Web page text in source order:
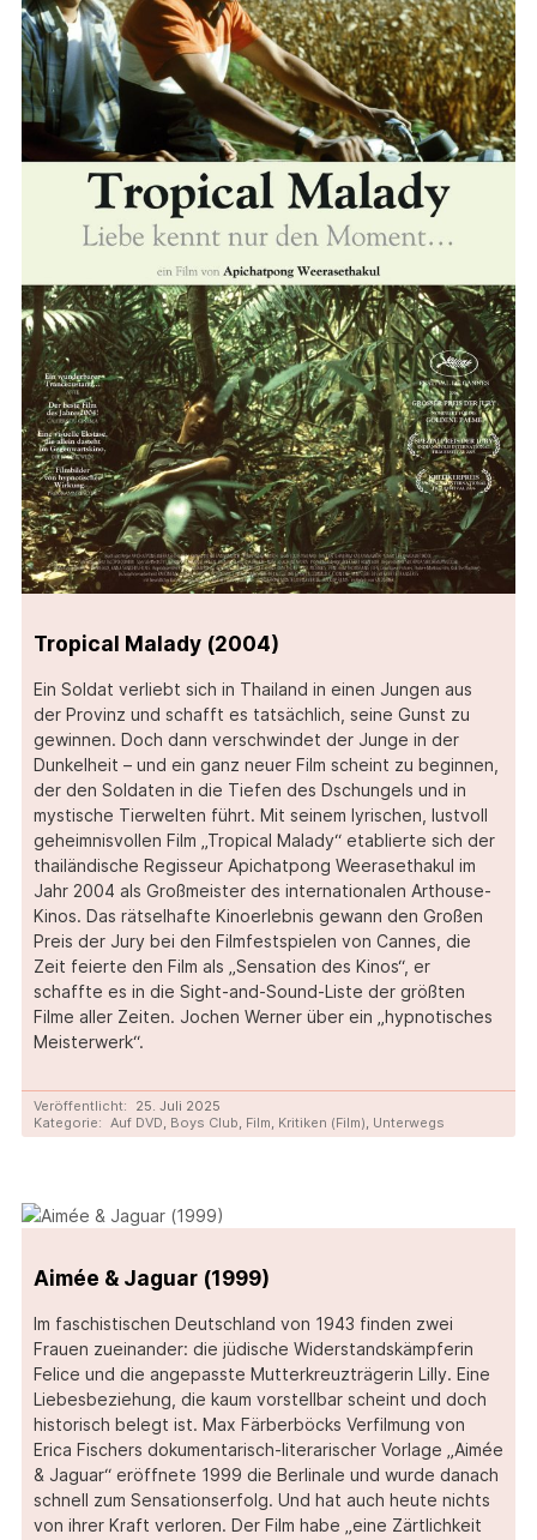
Tropical Malady (2004)
Ein Soldat verliebt sich in Thailand in einen Jungen aus
der Provinz und schafft es tatsächlich, seine Gunst zu
gewinnen. Doch dann verschwindet der Junge in der
Dunkelheit – und ein ganz neuer Film scheint zu beginnen,
der den Soldaten in die Tiefen des Dschungels und in
mystische Tierwelten führt. Mit seinem lyrischen, lustvoll
geheimnisvollen Film „Tropical Malady“ etablierte sich der
thailändische Regisseur Apichatpong Weerasethakul im
Jahr 2004 als Großmeister des internationalen Arthouse-
Kinos. Das rätselhafte Kinoerlebnis gewann den Großen
Preis der Jury bei den Filmfestspielen von Cannes, die
Zeit feierte den Film als „Sensation des Kinos“, er
schaffte es in die Sight-and-Sound-Liste der größten
Filme aller Zeiten. Jochen Werner über ein „hypnotisches
Meisterwerk“.
Veröffentlicht:
25. Juli 2025
Kategorie: Auf DVD, Boys Club, Film, Kritiken (Film), Unterwegs
Aimée & Jaguar (1999)
Im faschistischen Deutschland von 1943 finden zwei
Frauen zueinander: die jüdische Widerstandskämpferin
Felice und die angepasste Mutterkreuzträgerin Lilly. Eine
Liebesbeziehung, die kaum vorstellbar scheint und doch
historisch belegt ist. Max Färberböcks Verfilmung von
Erica Fischers dokumentarisch-literarischer Vorlage „Aimée
& Jaguar“ eröffnete 1999 die Berlinale und wurde danach
schnell zum Sensationserfolg. Und hat auch heute nichts
von ihrer Kraft verloren. Der Film habe „eine Zärtlichkeit